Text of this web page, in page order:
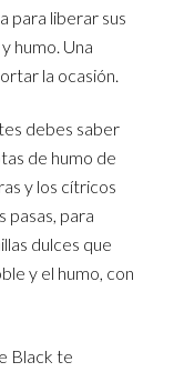
para liberar sus
humo. Una
la ocasión.
debes saber
de humo de
y los cítricos
pasas, para
dulces que
y el humo, con
Black te